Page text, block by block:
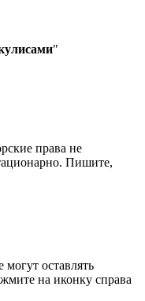
"
права не
Пишите,
могут оставлять
на иконку справа